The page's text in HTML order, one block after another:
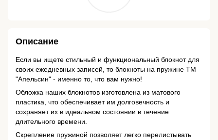
Описание
Если вы ищете стильный и функциональный блокнот для
своих ежедневных записей, то блокноты на пружине ТМ
"Апельсин" - именно то, что вам нужно!
Обложка наших блокнотов изготовлена из матового
пластика, что обеспечивает им долговечность и
сохраняет их в идеальном состоянии в течение
длительного времени.
Скрепление пружиной позволяет легко перелистывать